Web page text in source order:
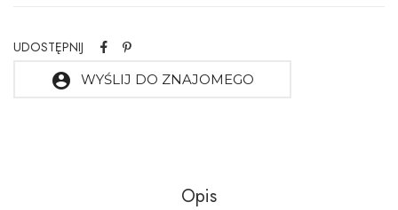
UDOSTĘPNIJ
account_circle WYŚLIJ DO ZNAJOMEGO
Opis